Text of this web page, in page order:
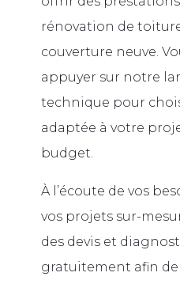
rénovation de
couverture neuve.
appuyer sur notre
technique pour
adaptée à votre
budget.
À l’écoute de vos
vos projets sur-
des devis et
gratuitement afin